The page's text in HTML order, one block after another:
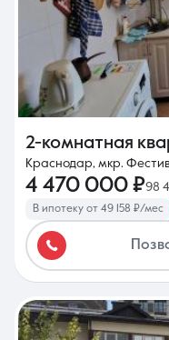
2-комнатная
Краснодар, мкр.
4 470 000 ₽98
В ипотеку от 49 158 ₽/мес